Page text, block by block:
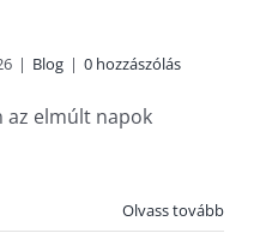
| Blog | 0 hozzászólás
az elmúlt napok
Olvass tovább
a